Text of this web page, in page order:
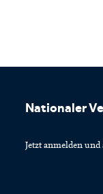
Nationaler
Jetzt anmelden